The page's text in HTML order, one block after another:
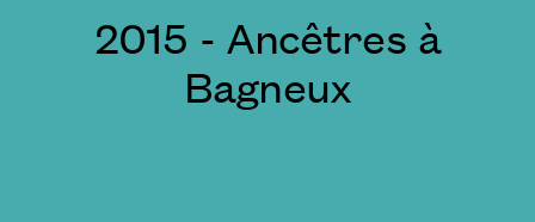
2015 - Ancêtres à
Bagneux